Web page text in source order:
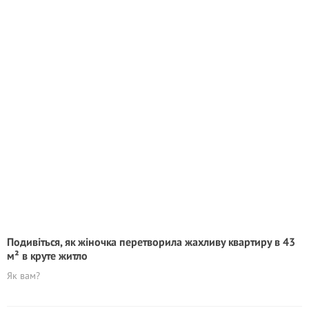
Подивіться, як жіночка перетворила жахливу квартиру в 43
м² в круте житло
Як вам?